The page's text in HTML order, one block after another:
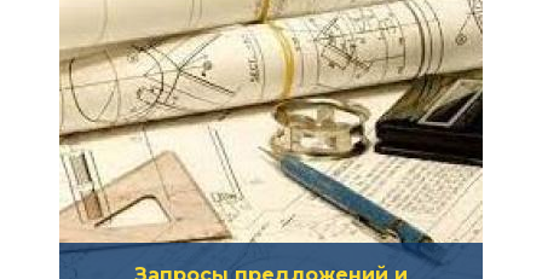
вывеску на постоянной основе
или временно, нажмите здесь,
чтобы узнать о правилах
размещения вывески.